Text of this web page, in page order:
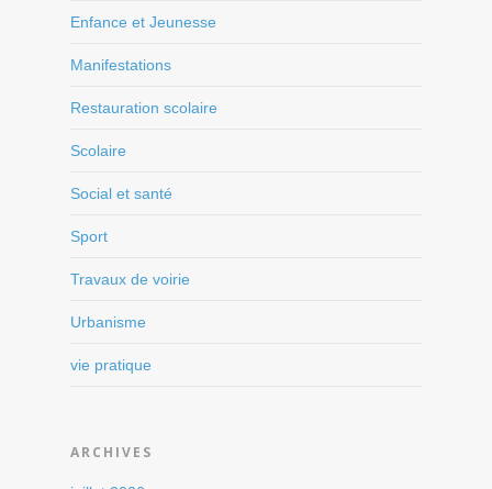
Enfance et Jeunesse
Manifestations
Restauration scolaire
Scolaire
Social et santé
Sport
Travaux de voirie
Urbanisme
vie pratique
ARCHIVES